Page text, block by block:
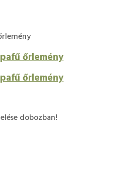
őrlemény
őrlemény
dobozban!